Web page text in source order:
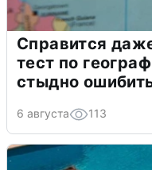
Справится
тест по
стыдно
6 августа 113